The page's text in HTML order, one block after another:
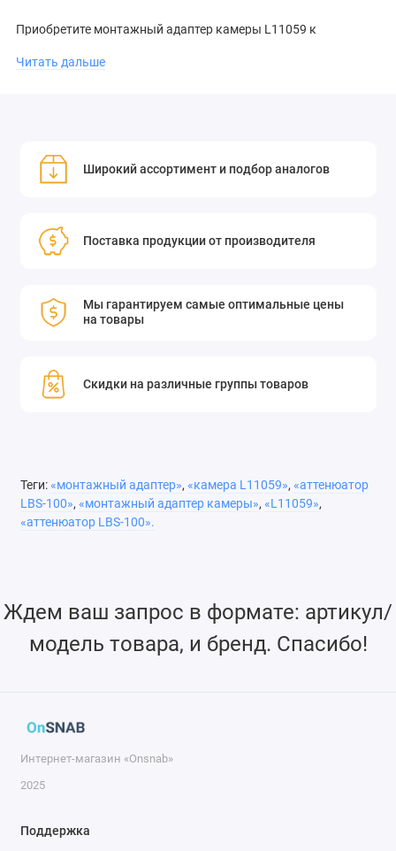
Приобретите монтажный адаптер камеры L11059 к
вашей системы.
SP90196 представляет собой адаптер для установки камеры
Читать дальше
Широкий ассортимент и подбор аналогов
Поставка продукции от производителя
Мы гарантируем самые оптимальные цены
на товары
Скидки на различные группы товаров
Теги:«монтажный адаптер», «камера L11059», «аттенюатор
LBS-100», «монтажный адаптер камеры», «L11059»,
«аттенюатор LBS-100».
Ждем ваш запрос в формате: артикул/
модель товара, и бренд. Спасибо!
Интернет-магазин «Onsnab»
2025
Поддержка